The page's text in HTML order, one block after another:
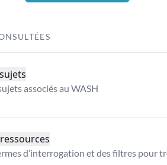
associés au WASH
d’interrogation et des filtres pour